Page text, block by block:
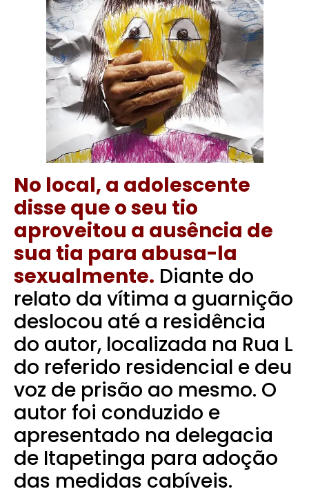
No local, a adolescente
disse que o seu tio
aproveitou a ausência de
sua tia para abusa-la
sexualmente. Diante do
relato da vítima a guarnição
deslocou até a residência
do autor, localizada na Rua L
do referido residencial e deu
voz de prisão ao mesmo. O
autor foi conduzido e
apresentado na delegacia
de Itapetinga para adoção
das medidas cabíveis.